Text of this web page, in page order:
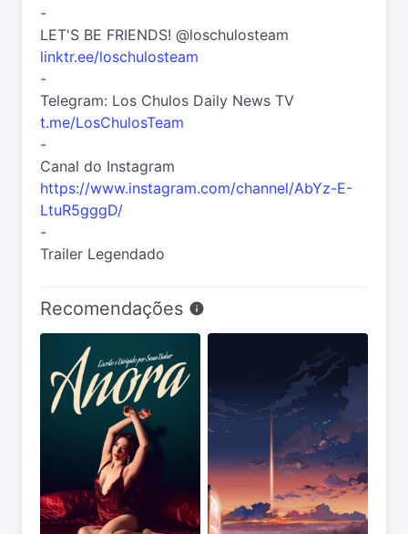
-
LET'S BE FRIENDS! @loschulosteam
linktr.ee/loschulosteam
-
Telegram: Los Chulos Daily News TV
t.me/LosChulosTeam
-
Canal do Instagram
https://www.instagram.com/channel/AbYz-E-
LtuR5gggD/
-
Trailer Legendado
Recomendações